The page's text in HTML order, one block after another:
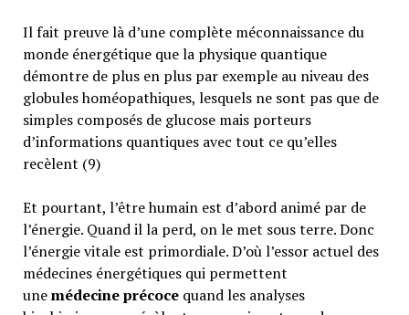
Il fait preuve là d’une complète méconnaissance du
monde énergétique que la physique quantique
démontre de plus en plus par exemple au niveau des
globules homéopathiques, lesquels ne sont pas que de
simples composés de glucose mais porteurs
d’informations quantiques avec tout ce qu’elles
recèlent (9)
Et pourtant, l’être humain est d’abord animé par de
l’énergie. Quand il la perd, on le met sous terre. Donc
l’énergie vitale est primordiale. D’où l’essor actuel des
médecines énergétiques qui permettent
unemédecine précoce quand les analyses